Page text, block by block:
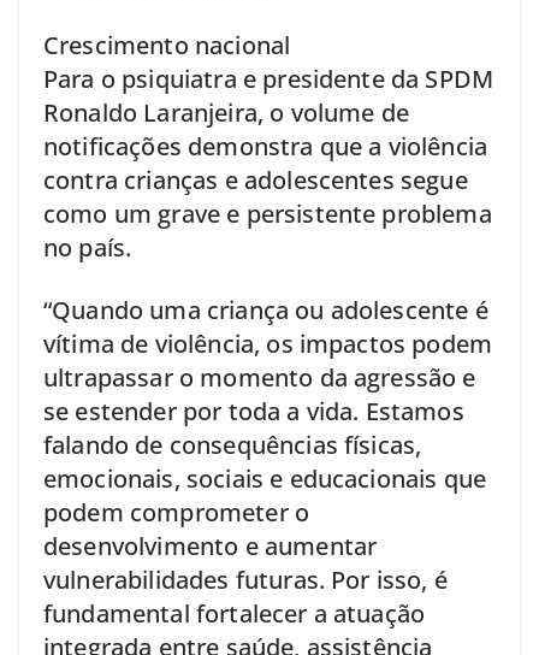
Crescimento nacional
Para o psiquiatra e presidente da SPDM
Ronaldo Laranjeira, o volume de
notificações demonstra que a violência
contra crianças e adolescentes segue
como um grave e persistente problema
no país.
“Quando uma criança ou adolescente é
vítima de violência, os impactos podem
ultrapassar o momento da agressão e
se estender por toda a vida. Estamos
falando de consequências físicas,
emocionais, sociais e educacionais que
podem comprometer o
desenvolvimento e aumentar
vulnerabilidades futuras. Por isso, é
fundamental fortalecer a atuação
integrada entre saúde, assistência